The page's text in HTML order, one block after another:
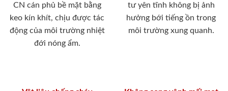
CN cán phủ bề mặt bằng
keo kín khít, chịu được tác
động của môi trường nhiệt
đới nóng ẩm.
tư yên tĩnh không bị ảnh
hưởng bới tiếng ồn trong
môi trường xung quanh.